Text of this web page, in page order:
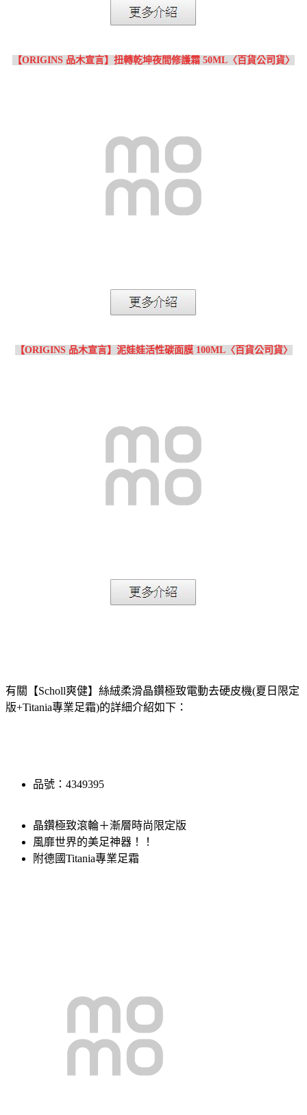
【ORIGINS 品木宣言】扭轉乾坤夜間修護霜 50ML〈百貨公司貨〉
【ORIGINS 品木宣言】泥娃娃活性碳面膜 100ML〈百貨公司貨〉
有關【Scholl爽健】絲絨柔滑晶鑽極致電動去硬皮機(夏日限定
版+Titania專業足霜)的詳細介紹如下：
品號：4349395
晶鑽極致滾輪＋漸層時尚限定版
風靡世界的美足神器！！
附德國Titania專業足霜